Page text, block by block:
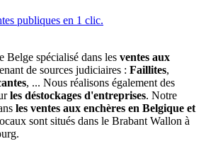
Belge spécialisé dans les ventes aux
de sources judiciaires : Faillites,
, ... Nous réalisons également des
les déstockages d'entreprises. Notre
les ventes aux enchères en Belgique et
sont situés dans le Brabant Wallon à